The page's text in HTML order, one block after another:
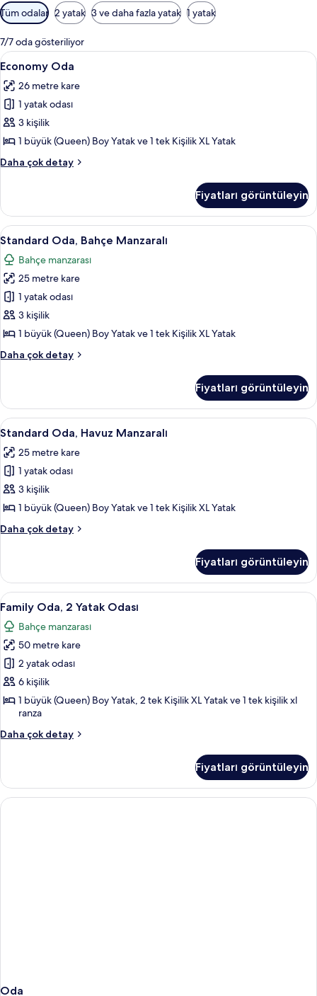
Odalar
için
mevcut
filtreler
Tüm odalar 2 yatak 3 ve daha fazla yatak 1 yatak
7/7 oda gösteriliyor
Economy
Oda
için
tüm
fotoğrafları
görün
Minibar, odada kasa, masa, ücretsiz
7
Economy Oda
26 metre kare
1 yatak odası
3 kişilik
1 büyük (Queen) Boy Yatak ve 1 tek Kişilik XL Yatak
Daha çok detay
Economy
fazla
detay
Fiyatları görüntüleyin
Standard
Oda,
Bahçe
Manzaralı
için
tüm
fotoğrafları
11
Standard Oda, Bahçe Manzaralı
Bahçe manzarası
25 metre kare
1 yatak odası
3 kişilik
1 büyük (Queen) Boy Yatak ve 1 tek Kişilik XL Yatak
Daha çok detay
Standard
hakkında
daha
fazla
Fiyatları görüntüleyin
Standard
Oda,
Havuz
Manzaralı
için
tüm
fotoğrafları
görün
Minibar, odada kasa, masa, ücretsiz
10
Standard Oda, Havuz Manzaralı
25 metre kare
1 yatak odası
3 kişilik
1 büyük (Queen) Boy Yatak ve 1 tek Kişilik XL Yatak
Daha çok detay
Standard
hakkında
daha
fazla
detay
Fiyatları görüntüleyin
Family
Oda,
2
Yatak
Odası
için
tüm
fotoğrafları
görün
8
Family Oda, 2 Yatak Odası
Bahçe manzarası
50 metre kare
2 yatak odası
6 kişilik
1 büyük (Queen) Boy Yatak, 2 tek Kişilik XL Yatak ve 1 tek kişilik xl
ranza
Daha çok detay
Family
Odası
hakkında
daha
Fiyatları görüntüleyin
Oda